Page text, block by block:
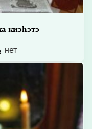
киэһэтэ
нет